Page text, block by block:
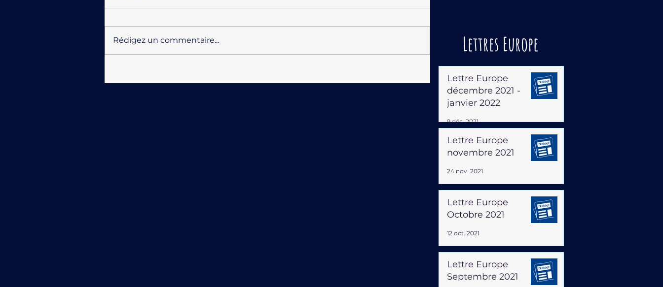
Rédigez un commentaire... Lettres Europe
Lettre Europe
décembre 2021 -
janvier 2022
9 déc. 2021
Lettre Europe
novembre 2021
24 nov. 2021
Lettre Europe
Octobre 2021
12 oct. 2021
Lettre Europe
Septembre 2021